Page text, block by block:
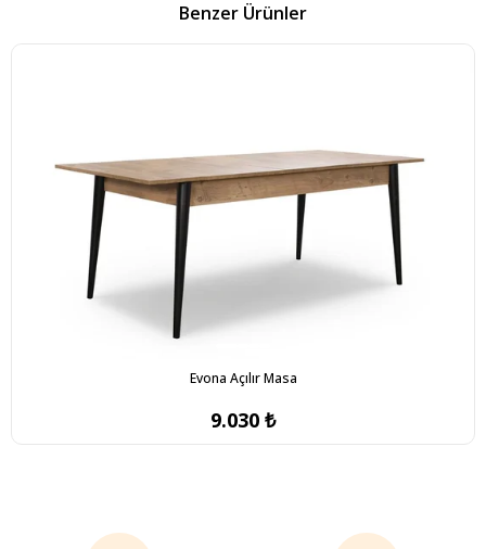
Benzer Ürünler
Evona Açılır Masa
9.030 ₺